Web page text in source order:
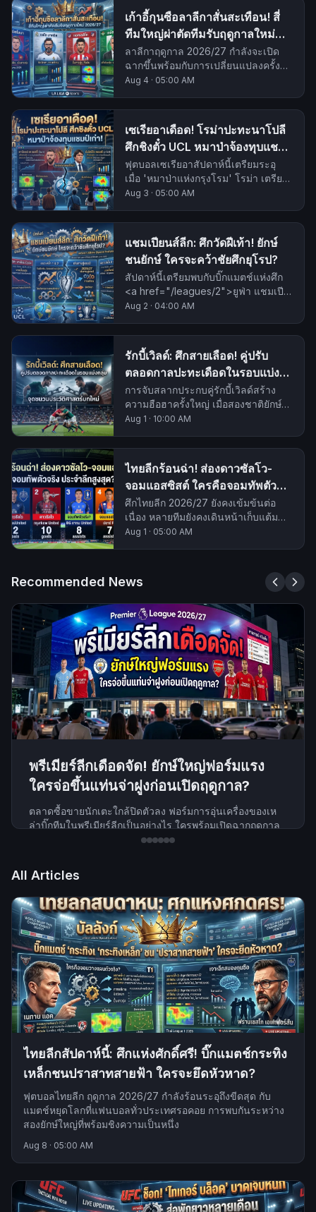
เก้าอี้กุนซือลาลีกาสั่นสะเทือน! สี่
ทีมใหญ่ผ่าตัดทีมรับฤดูกาลใหม่
2026/27
ลาลีกาฤดูกาล 2026/27 กำลังจะเปิด
ฉากขึ้นพร้อมกับการเปลี่ยนแปลงครั้ง
สำคัญในตำแหน่งผู้จัดการทีมของสี่
ความคาดหวังและคำถามมากมายถึง
ทิศทางของลีกกระทิงดุ.
Aug 4 · 05:00 AM
เซเรียอาเดือด! โรม่าปะทะนาโปลี
ศึกชิงตั๋ว UCL หมาป่าจ้องทุบแชมป์
เก่า!
ฟุตบอลเซเรียอาสัปดาห์นี้เตรียมระอุ
เมื่อ 'หมาป่าแห่งกรุงโรม' โรม่า เตรียม
เปิดบ้านรับการมาเยือนของ 'อัซซูร่า'
ทาง เกมนี้เดิมพันสูงด้วยโควตายูฟ่า
แชมเปี้ยนส์ลีก
Aug 3 · 05:00 AM
แชมเปียนส์ลีก: ศึกวัดฝีเท้า! ยักษ์
ชนยักษ์ ใครจะคว้าชัยศึกยุโรป?
สัปดาห์นี้เตรียมพบกับบิ๊กแมตช์แห่งศึก
<a href="/leagues/2">ยูฟ่า แชมเปีย
นส์ลีก</a> ที่จะตัดสินทิศทางของหลาย
ยักษ์ใหญ่จะสร้างประวัติศาสตร์บทใหม่
แน่นอน.
Aug 2 · 04:00 AM
รักบี้เวิลด์: ศึกสายเลือด! คู่ปรับ
ตลอดกาลปะทะเดือดในรอบแบ่ง
กลุ่ม จุดชนวนประวัติศาสตร์บท
ใหม่
การจับสลากประกบคู่รักบี้เวิลด์สร้าง
ความฮือฮาครั้งใหญ่ เมื่อสองชาติยักษ์
ใหญ่ที่มีประวัติศาสตร์การแข่งขันอัน
ไม่ใช่แค่การแข่งขันธรรมดา แต่คือศึก
แห่งศักดิ์ศรีที่เดิมพันด้วยตำนาน
Aug 1 · 10:00 AM
ไทยลีกร้อนฉ่า! ส่องดาวซัลโว-
จอมแอสซิสต์ ใครคือจอมทัพตัว
จริงประจำลีกสูงสุด?
ศึกไทยลีก 2026/27 ยังคงเข้มข้นต่อ
เนื่อง หลายทีมยังคงเดินหน้าเก็บแต้ม
เพื่อเป้าหมายที่วางไว้ พร้อมเปิดสถิติสุด
Aug 1 · 05:00 AM
Recommended News
พรีเมียร์ลีกเดือดจัด! ยักษ์ใหญ่ฟอร์มแรง
ใครจ่อขึ้นแท่นจ่าฝูงก่อนเปิดฤดูกาล?
ตลาดซื้อขายนักเตะใกล้ปิดตัวลง ฟอร์มการอุ่นเครื่องของเห
ล่าบิ๊กทีมในพรีเมียร์ลีกเป็นอย่างไร ใครพร้อมเปิดฉากฤดูกาล
All Articles
ไทยลีกสัปดาห์นี้: ศึกแห่งศักดิ์ศรี! บิ๊กแมตช์กระทิง
เหล็กชนปราสาทสายฟ้า ใครจะยึดหัวหาด?
ฟุตบอลไทยลีก ฤดูกาล 2026/27 กำลังร้อนระอุถึงขีดสุด กับ
แมตช์หยุดโลกที่แฟนบอลทั่วประเทศรอคอย การพบกันระหว่าง
สองยักษ์ใหญ่ที่พร้อมชิงความเป็นหนึ่ง
Aug 8 · 05:00 AM